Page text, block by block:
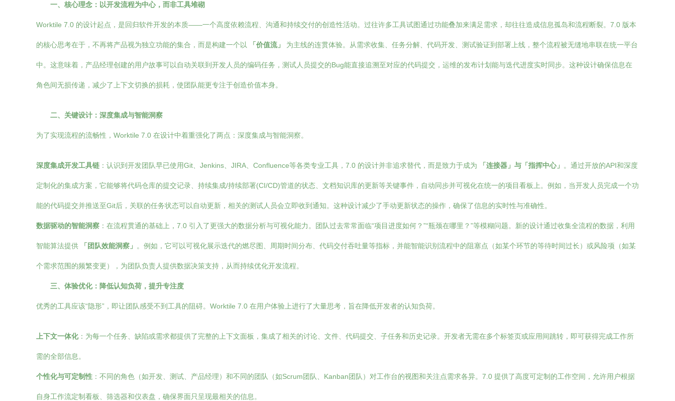
一、核心理念：以开发流程为中心，而非工具堆砌
Worktile 7.0 的设计起点，是回归软件开发的本质——一个高度依赖流程、沟通和持续交付的创造性活动。过往许多工具试图通过功能叠加来满足需求，却往往造成信息孤岛和流程断裂。7.0 版本
的核心思考在于，不再将产品视为独立功能的集合，而是构建一个以 「价值流」 为主线的连贯体验。从需求收集、任务分解、代码开发、测试验证到部署上线，整个流程被无缝地串联在统一平台
中。这意味着，产品经理创建的用户故事可以自动关联到开发人员的编码任务，测试人员提交的Bug能直接追溯至对应的代码提交，运维的发布计划能与迭代进度实时同步。这种设计确保信息在
角色间无损传递，减少了上下文切换的损耗，使团队能更专注于创造价值本身。
二、关键设计：深度集成与智能洞察
为了实现流程的流畅性，Worktile 7.0 在设计中着重强化了两点：深度集成与智能洞察。
深度集成开发工具链 ：认识到开发团队早已使用Git、Jenkins、JIRA、Confluence等各类专业工具，7.0 的设计并非追求替代，而是致力于成为 「连接器」与「指挥中心」 。通过开放的API和深度
定制化的集成方案，它能够将代码仓库的提交记录、持续集成/持续部署(CI/CD)管道的状态、文档知识库的更新等关键事件，自动同步并可视化在统一的项目看板上。例如，当开发人员完成一个功
能的代码提交并推送至Git后，关联的任务状态可以自动更新，相关的测试人员会立即收到通知。这种设计减少了手动更新状态的操作，确保了信息的实时性与准确性。
数据驱动的智能洞察 ：在流程贯通的基础上，7.0 引入了更强大的数据分析与可视化能力。团队过去常常面临“项目进度如何？”“瓶颈在哪里？”等模糊问题。新的设计通过收集全流程的数据，利用
智能算法提供 「团队效能洞察」 。例如，它可以可视化展示迭代的燃尽图、周期时间分布、代码交付吞吐量等指标，并能智能识别流程中的阻塞点（如某个环节的等待时间过长）或风险项（如某
个需求范围的频繁变更），为团队负责人提供数据决策支持，从而持续优化开发流程。
三、体验优化：降低认知负荷，提升专注度
优秀的工具应该“隐形”，即让团队感受不到工具的阻碍。Worktile 7.0 在用户体验上进行了大量思考，旨在降低开发者的认知负荷。
上下文一体化：为每一个任务、缺陷或需求都提供了完整的上下文面板，集成了相关的讨论、文件、代码提交、子任务和历史记录。开发者无需在多个标签页或应用间跳转，即可获得完成工作所
需的全部信息。
个性化与可定制性 ：不同的角色（如开发、测试、产品经理）和不同的团队（如Scrum团队、Kanban团队）对工作台的视图和关注点需求各异。7.0 提供了高度可定制的工作空间，允许用户根据
自身工作流定制看板、筛选器和仪表盘，确保界面只呈现最相关的信息。